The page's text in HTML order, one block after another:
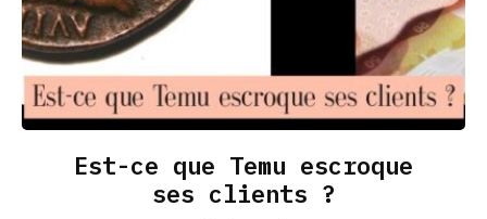
Est-ce que Temu escroque
ses clients ?